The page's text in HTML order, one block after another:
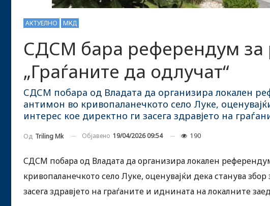
АКТУЕЛНО МКД
СДСМ бара референдум за
„Граѓаните да одлучат“
СДСМ побара од Владата да организира локален
антимон во кривопаланечкото село Луке,
интерес кое директно ги засега здравјето на
Од Triling Mk Објавено 19/04/2026 09:54 190
СДСМ побара од Владата да организира локален
кривопаланечкото село Луке, оценувајќи дека станува
засега здравјето на граѓаните и иднината на локалните